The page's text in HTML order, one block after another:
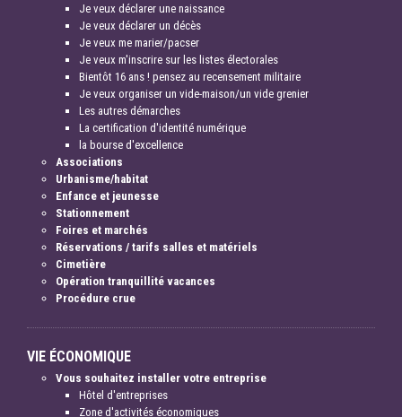
Je veux déclarer une naissance
Je veux déclarer un décès
Je veux me marier/pacser
Je veux m'inscrire sur les listes électorales
Bientôt 16 ans ! pensez au recensement militaire
Je veux organiser un vide-maison/un vide grenier
Les autres démarches
La certification d'identité numérique
la bourse d'excellence
Associations
Urbanisme/habitat
Enfance et jeunesse
Stationnement
Foires et marchés
Réservations / tarifs salles et matériels
Cimetière
Opération tranquillité vacances
Procédure crue
VIE ÉCONOMIQUE
Vous souhaitez installer votre entreprise
Hôtel d'entreprises
Zone d'activités économiques